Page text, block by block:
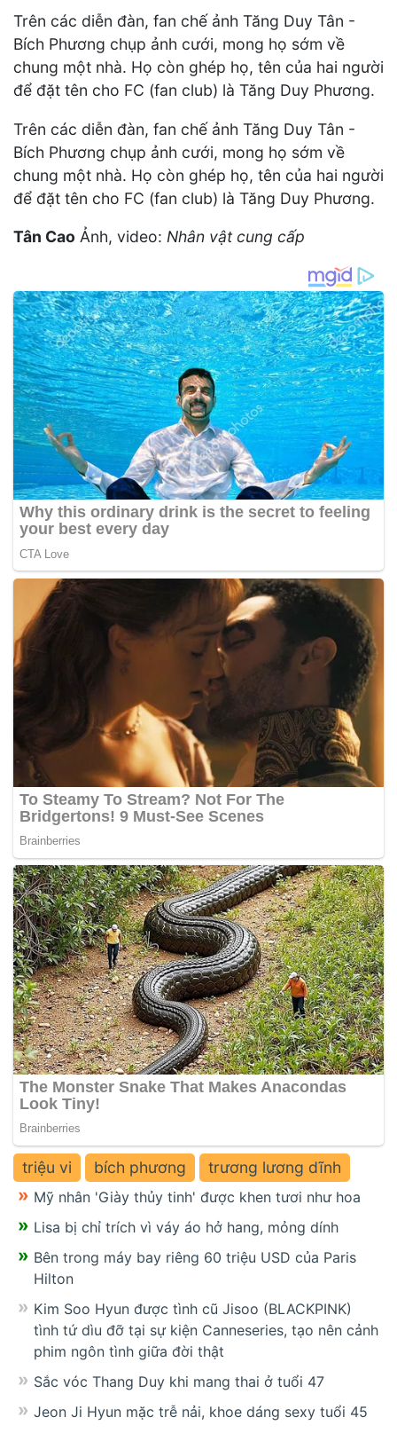
Trên các diễn đàn, fan chế ảnh Tăng Duy Tân -
Bích Phương chụp ảnh cưới, mong họ sớm về
chung một nhà. Họ còn ghép họ, tên của hai người
để đặt tên cho FC (fan club) là Tăng Duy Phương.
Trên các diễn đàn, fan chế ảnh Tăng Duy Tân -
Bích Phương chụp ảnh cưới, mong họ sớm về
chung một nhà. Họ còn ghép họ, tên của hai người
để đặt tên cho FC (fan club) là Tăng Duy Phương.
Tân Cao Ảnh, video: Nhân vật cung cấp
triệu vi bích phương trương lương dĩnh
Mỹ nhân 'Giày thủy tinh' được khen tươi như hoa
Lisa bị chỉ trích vì váy áo hở hang, mỏng dính
Bên trong máy bay riêng 60 triệu USD của Paris
Hilton
Kim Soo Hyun được tình cũ Jisoo (BLACKPINK)
tình tứ dìu đỡ tại sự kiện Canneseries, tạo nên cảnh
phim ngôn tình giữa đời thật
Sắc vóc Thang Duy khi mang thai ở tuổi 47
Jeon Ji Hyun mặc trễ nải, khoe dáng sexy tuổi 45